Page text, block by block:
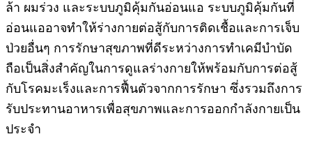
ล้า ผมร่วง และระบบภูมิคุ้มกันอ่อนแอ ระบบภูมิคุ้มกันที่
อ่อนแออาจทำให้ร่างกายต่อสู้กับการติดเชื้อและการเจ็บ
ป่วยอื่นๆ การรักษาสุขภาพที่ดีระหว่างการทำเคมีบำบัด
ถือเป็นสิ่งสำคัญในการดูแลร่างกายให้พร้อมกับการต่อสู้
กับโรคมะเร็งและการฟื้นตัวจากการรักษา ซึ่งรวมถึงการ
รับประทานอาหารเพื่อสุขภาพและการออกกำลังกายเป็น
ประจำ